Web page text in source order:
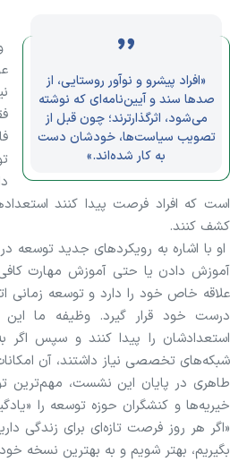
«افراد پیشرو و نوآور روستایی، از
صدها سند و آیین‌نامه‌ای که نوشته
می‌شود، اثرگذارترند؛ چون قبل از
تصویب سیاست‌ها، خودشان دست
به کار شده‌اند.»
است که افراد فرصت پیدا کنند
کشف کنند.
او با اشاره به رویکرد‌های جدید توسعه
آموزش دادن یا حتی آموزش مهارت
علاقه خاص خود را دارد و توسعه زمانی
درست خود قرار گیرد. وظیفه ما
استعدادشان را پیدا کنند و سپس اگر
شبکه‌های تخصصی نیاز داشتند، آن
طاهری در پایان این نشست، مهم‌ترین
خیریه‌ها و کنشگران حوزه توسعه را
«اگر هر روز فرصت تازه‌ای برای زندگی
بگیریم، بهتر شویم و به بهترین نسخه